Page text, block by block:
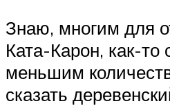
Знаю, многим для
Ката-Карон, как-
меньшим
сказать